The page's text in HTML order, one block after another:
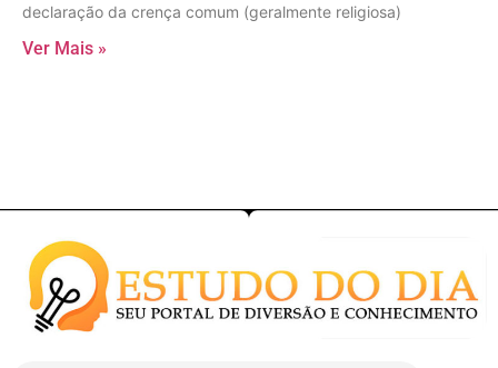
declaração da crença comum (geralmente religiosa)
Ver Mais »